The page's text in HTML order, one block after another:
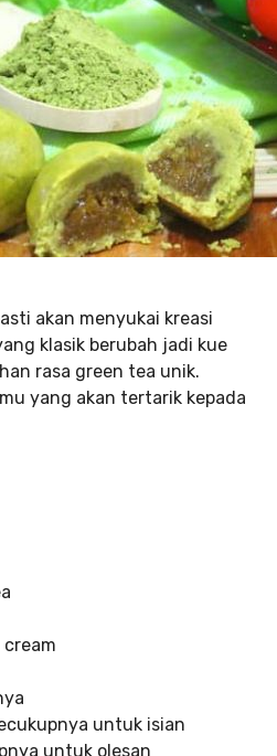
akan menyukai kreasi
klasik berubah jadi kue
rasa green tea unik.
yang akan tertarik kepada
untuk isian
untuk olesan